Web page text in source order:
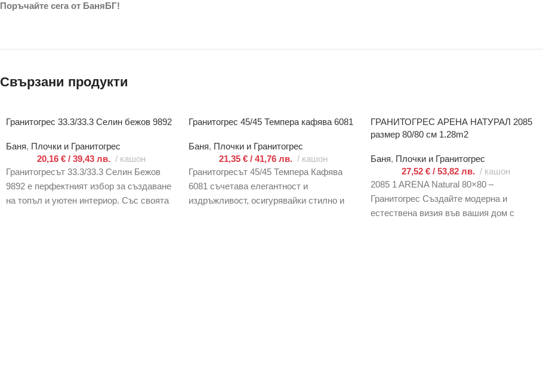
Поръчайте сега от БаняБГ!
Свързани продукти
Гранитогрес 33.3/33.3 Селин бежов 9892
Баня, Плочки и Гранитогрес
20,16 €/ 39,43 лв.
кашон
Гранитогресът 33.3/33.3 Селин Бежов
9892 е перфектният избор за създаване
на топъл и уютен интериор. Със своята
Гранитогрес 45/45 Темпера кафява 6081
Баня, Плочки и Гранитогрес
21,35€ / 41,76 лв.
кашон
Гранитогресът 45/45 Темпера Кафява
6081 съчетава елегантност и
издръжливост, осигурявайки стилно и
ГРАНИТОГРЕС АРЕНА НАТУРАЛ 2085
размер 80/80 см 1.28m2
Баня, Плочки и Гранитогрес
27,52 €/ 53,82 лв.
кашон
2085 1 ARENA Natural 80×80 –
Гранитогрес Създайте модерна и
естествена визия във вашия дом с